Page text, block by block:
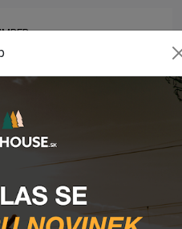
SIGNAL
DT V2